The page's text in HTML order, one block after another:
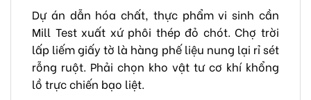
Dự án dẫn hóa chất, thực phẩm vi sinh cần
Mill Test xuất xứ phôi thép đỏ chót. Chợ trời
lấp liếm giấy tờ là hàng phế liệu nung lại rỉ sét
rỗng ruột. Phải chọn kho vật tư cơ khí khổng
lồ trực chiến bạo liệt.